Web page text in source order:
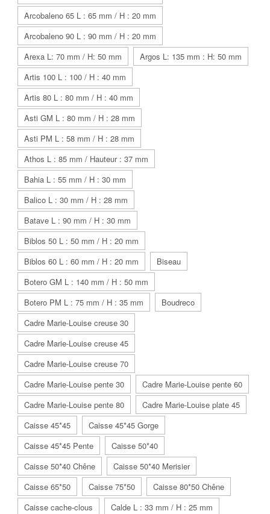
Arcobaleno 65 L : 65 mm / H : 20 mm
Arcobaleno 90 L : 90 mm / H : 20 mm
Arexa L: 70 mm / H: 50 mm
Argos L: 135 mm : H: 50 mm
Artis 100 L : 100 / H : 40 mm
Artis 80 L : 80 mm / H : 40 mm
Asti GM L : 80 mm / H : 28 mm
Asti PM L : 58 mm / H : 28 mm
Athos L : 85 mm / Hauteur : 37 mm
Bahia L : 55 mm / H : 30 mm
Balico L : 30 mm / H : 28 mm
Batave L : 90 mm / H : 30 mm
Biblos 50 L : 50 mm / H : 20 mm
Biblos 60 L : 60 mm / H : 20 mm
Biseau
Botero GM L : 140 mm / H : 50 mm
Botero PM L : 75 mm / H : 35 mm
Boudreco
Cadre Marie-Louise creuse 30
Cadre Marie-Louise creuse 45
Cadre Marie-Louise creuse 70
Cadre Marie-Louise pente 30
Cadre Marie-Louise pente 60
Cadre Marie-Louise pente 80
Cadre Marie-Louise plate 45
Caisse 45*45
Caisse 45*45 Gorge
Caisse 45*45 Pente
Caisse 50*40
Caisse 50*40 Chêne
Caisse 50*40 Merisier
Caisse 65*50
Caisse 75*50
Caisse 80*50 Chêne
Caisse cache-clous
Calde L : 33 mm / H : 25 mm